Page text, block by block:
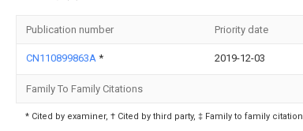
Publication number Priority date
CN110899863A * 2019-12-03
Family To Family Citations
* Cited by examiner, † Cited by third party, ‡ Family to family citation